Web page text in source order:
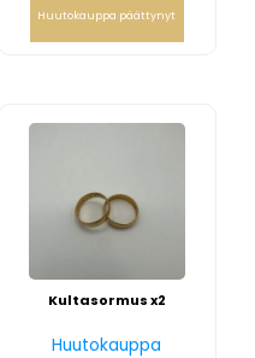
Huutokauppa päättynyt
Kultasormus x2
Huutokauppa